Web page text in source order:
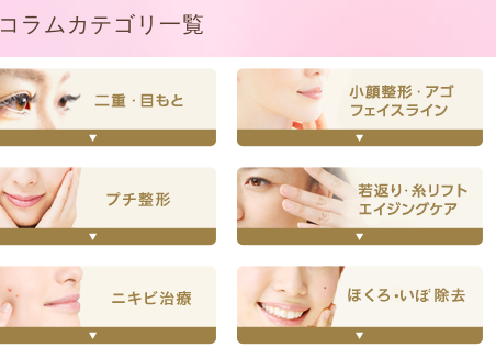
コラムカテゴリ一覧